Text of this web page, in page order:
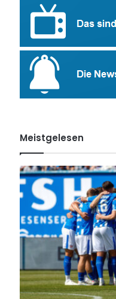
Meistgelesen